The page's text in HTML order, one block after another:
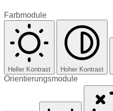
Farbmodule
Heller Kontrast Hoher Kontrast
Orientierungsmodule